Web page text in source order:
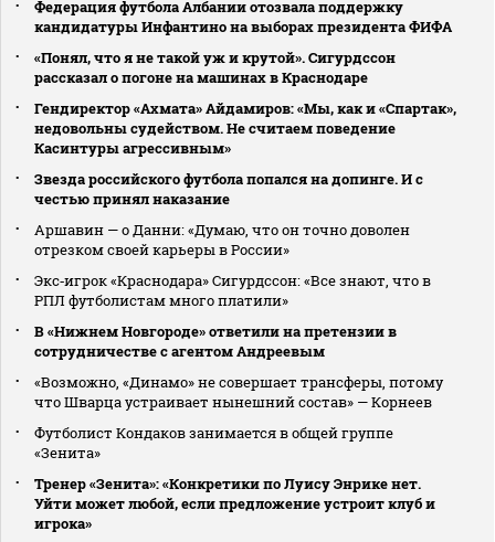
Федерация футбола Албании отозвала поддержку
кандидатуры Инфантино на выборах президента ФИФА
«Понял, что я не такой уж и крутой». Сигурдссон
рассказал о погоне на машинах в Краснодаре
Гендиректор «Ахмата» Айдамиров: «Мы, как и «Спартак»,
недовольны судейством. Не считаем поведение
Касинтуры агрессивным»
Звезда российского футбола попался на допинге. И с
честью принял наказание
Аршавин — о Данни: «Думаю, что он точно доволен
отрезком своей карьеры в России»
Экс‑игрок «Краснодара» Сигурдссон: «Все знают, что в
РПЛ футболистам много платили»
В «Нижнем Новгороде» ответили на претензии в
сотрудничестве с агентом Андреевым
«Возможно, «Динамо» не совершает трансферы, потому
что Шварца устраивает нынешний состав» — Корнеев
Футболист Кондаков занимается в общей группе
«Зенита»
Тренер «Зенита»: «Конкретики по Луису Энрике нет.
Уйти может любой, если предложение устроит клуб и
игрока»